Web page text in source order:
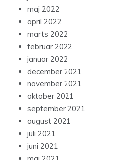
maj 2022
april 2022
marts 2022
februar 2022
januar 2022
december 2021
november 2021
oktober 2021
september 2021
august 2021
juli 2021
juni 2021
maj 2021